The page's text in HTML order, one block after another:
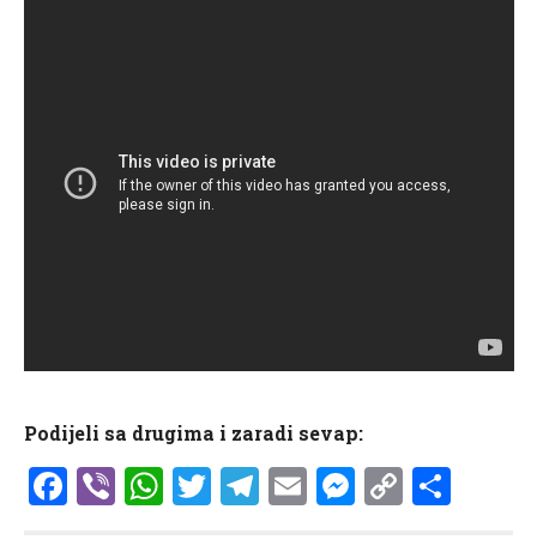
Podijeli sa drugima i zaradi sevap:
Facebook
ViberWhatsApp
Twitter
Telegram
EmailCopy